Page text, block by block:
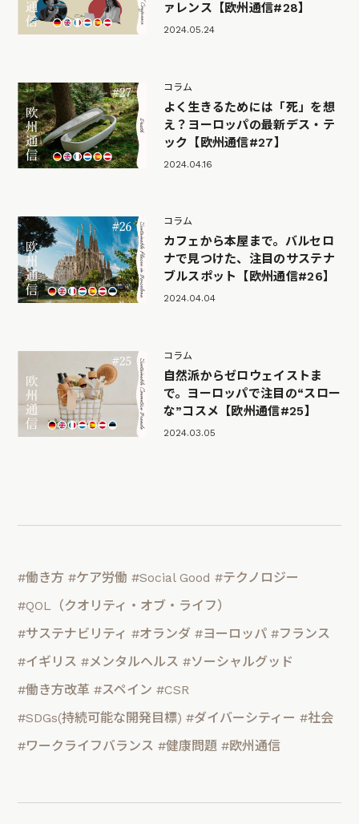
ァレンス【欧州通信#28】
2024.05.24
コラム
よく生きるためには「死」を想
え？ヨーロッパの最新デス・テ
ック【欧州通信#27】
2024.04.16
コラム
カフェから本屋まで。バルセロ
ナで見つけた、注目のサステナ
ブルスポット【欧州通信#26】
2024.04.04
コラム
自然派からゼロウェイストま
で。ヨーロッパで注目の“スロー
な”コスメ【欧州通信#25】
2024.03.05
#働き方 #ケア労働 #Social Good #テクノロジー
#QOL（クオリティ・オブ・ライフ）
#サステナビリティ #オランダ #ヨーロッパ #フランス
#イギリス #メンタルヘルス #ソーシャルグッド
#働き方改革 #スペイン #CSR
#SDGs(持続可能な開発目標) #ダイバーシティー #社会
#ワークライフバランス #健康問題 #欧州通信